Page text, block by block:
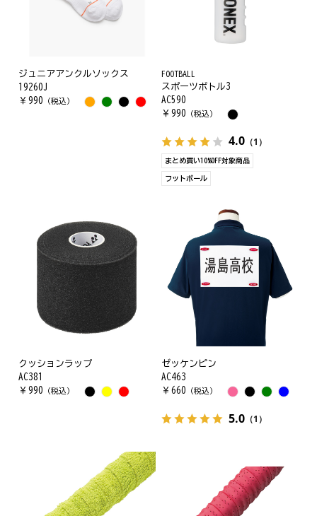
ジュニアアンクルソックス
19260J
￥ 990 （税込）
FOOTBALL
スポーツボトル3
AC590
￥ 990 （税込）
4.0（1）
まとめ買い10%OFF対象商品
フットボール
クッションラップ
AC381
￥ 990 （税込）
ゼッケンピン
AC463
￥ 660 （税込）
5.0（1）